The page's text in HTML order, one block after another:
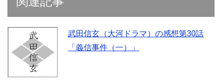
武田信玄（大河ドラマ）の感想第30話
「義信事件（一）」